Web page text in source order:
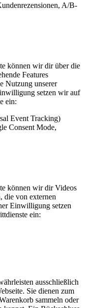
A/B-
können wir dir über die
Features
Nutzung unserer
setzen wir auf
ein:
Event Tracking)
Consent Mode,
können wir dir Videos
die von externen
Einwilligung setzen
ein:
ausschließlich
Sie dienen zum
sammeln oder